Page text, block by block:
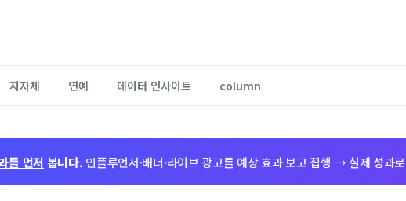
지자체 연예 데이터 인사이트 column
를 먼저 봅니다. 인플루언서·배너·라이브 광고를 예상 효과 보고 집행 → 실제 성과